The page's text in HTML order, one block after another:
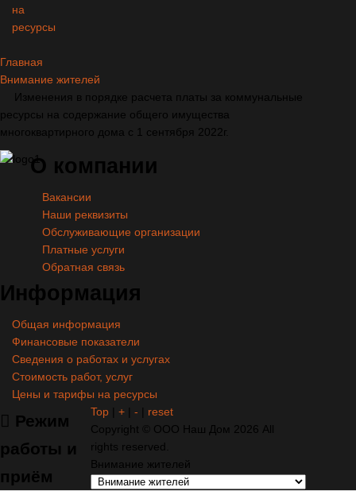
на
ресурсы
Главная
Внимание жителей
Изменения в порядке расчета платы за коммунальные
ресурсы на содержание общего имущества
многоквартирного дома с 1 сентября 2022г.
О компании
Вакансии
Наши реквизиты
Обслуживающие организации
Платные услуги
Обратная связь
Информация
Общая информация
Финансовые показатели
Сведения о работах и услугах
Стоимость работ, услуг
Цены и тарифы на ресурсы
Режим
работы и
приём
Top |+ |-
reset
Copyright © ООО Наш Дом 2026 All
rights reserved.
Внимание жителей